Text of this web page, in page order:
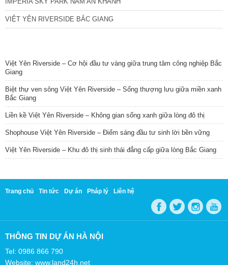
VIỆT YÊN RIVERSIDE BẮC GIANG
Việt Yên Riverside – Cơ hội đầu tư vàng giữa trung tâm công nghiệp Bắc
Giang
Biệt thự ven sông Việt Yên Riverside – Sống thượng lưu giữa miền xanh
Bắc Giang
Liền kề Việt Yên Riverside – Không gian sống xanh giữa lòng đô thị
Shophouse Việt Yên Riverside – Điểm sáng đầu tư sinh lời bền vững
Việt Yên Riverside – Khu đô thị sinh thái đẳng cấp giữa lòng Bắc Giang
Trang chủ Tin tức Dự án Pháp lý Liên hệ
THÔNG TIN DỰ ÁN HÀ NỘI
Tel: 0986 866 790
Website: www.land24h.net